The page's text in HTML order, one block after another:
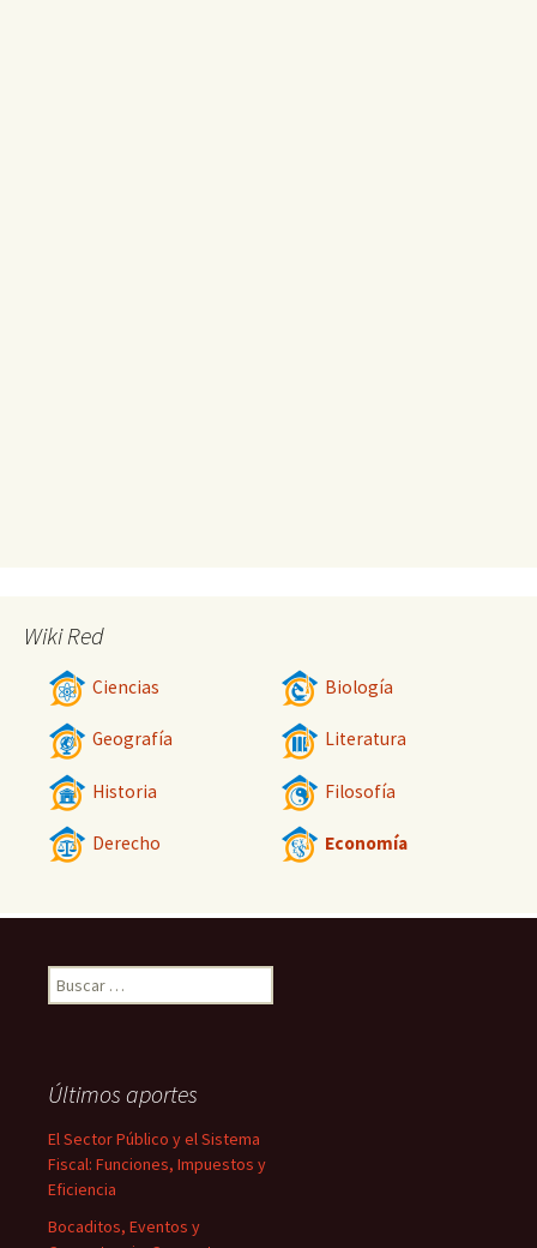
Wiki Red
Ciencias Biología
Geografía Literatura
Historia Filosofía
Derecho Economía
Buscar:
Últimos aportes
El Sector Público y el Sistema
Fiscal: Funciones, Impuestos y
Eficiencia
Bocaditos, Eventos y